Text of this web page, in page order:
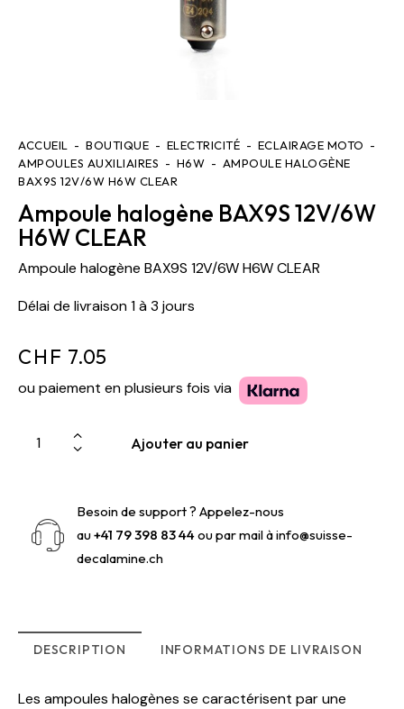
ACCUEIL BOUTIQUE ELECTRICITÉ
ECLAIRAGE MOTO
AMPOULES AUXILIAIRES
H6W
AMPOULE HALOGÈNE
BAX9S 12V/6W H6W CLEAR
Ampoule halogène BAX9S 12V/6W
H6W CLEAR
Ampoule halogène BAX9S 12V/6W H6W CLEAR
Délai de livraison 1 à 3 jours
CHF 7.05
ou paiement en plusieurs fois via
Ajouter au panier
Besoin de support ? Appelez-nous
au+41 79 398 83 44ou par mail àinfo@suisse-
decalamine.ch
DESCRIPTION INFORMATIONS DE LIVRAISON
Les ampoules halogènes se caractérisent par une